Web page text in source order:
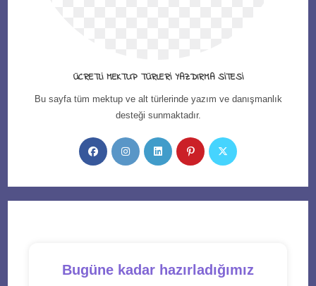
ÜCRETLI MEKTUP TÜRLERI YAZDIRMA SITESI
Bu sayfa tüm mektup ve alt türlerinde yazım ve danışmanlık
desteği sunmaktadır.
Opens
in
Opens
in
Opens
in
Opens
in
Opens
Bugüne kadar hazırladığımız